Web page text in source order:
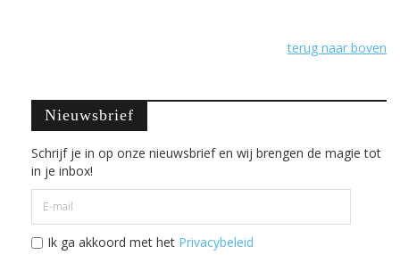
terug naar boven
Nieuwsbrief
Schrijf je in op onze nieuwsbrief en wij brengen de magie tot
in je inbox!
Ik ga akkoord met het Privacybeleid